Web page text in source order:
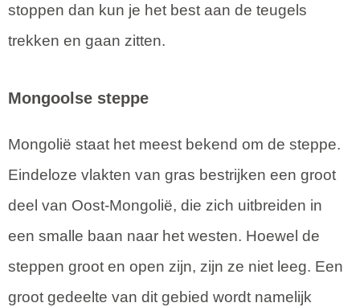
stoppen dan kun je het best aan de teugels
trekken en gaan zitten.
Mongoolse steppe
Mongolië staat het meest bekend om de steppe.
Eindeloze vlakten van gras bestrijken een groot
deel van Oost-Mongolië, die zich uitbreiden in
een smalle baan naar het westen. Hoewel de
steppen groot en open zijn, zijn ze niet leeg. Een
groot gedeelte van dit gebied wordt namelijk